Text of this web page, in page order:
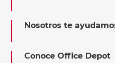
Nosotros te
Conoce Office Depot